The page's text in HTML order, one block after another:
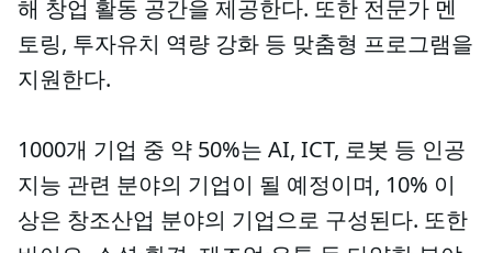
해 창업 활동 공간을 제공한다. 또한 전문가 멘
토링, 투자유치 역량 강화 등 맞춤형 프로그램을
지원한다.
1000개 기업 중 약 50%는 AI, ICT, 로봇 등 인공
지능 관련 분야의 기업이 될 예정이며, 10% 이
상은 창조산업 분야의 기업으로 구성된다. 또한